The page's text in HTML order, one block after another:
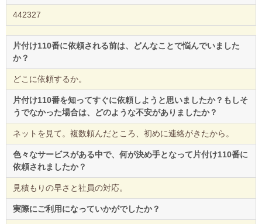
442327
片付け110番に依頼される前は、どんなことで悩んでいました
か？
どこに依頼するか。
片付け110番を知ってすぐに依頼しようと思いましたか？もしそ
うでなかった場合は、どのような不安がありましたか？
ネットを見て。複数頼んだところ、初めに連絡がきたから。
色々なサービスがある中で、何が決め手となって片付け110番に
依頼されましたか？
見積もりの早さと社員の対応。
実際にご利用になっていかがでしたか？